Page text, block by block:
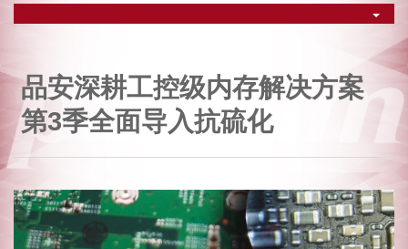
品安深耕工控级内存解决方案
第3季全面导入抗硫化